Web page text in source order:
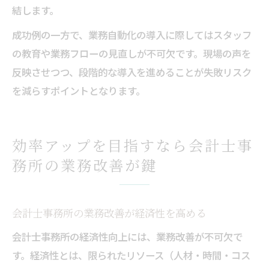
結します。
成功例の一方で、業務自動化の導入に際してはスタッフ
の教育や業務フローの見直しが不可欠です。現場の声を
反映させつつ、段階的な導入を進めることが失敗リスク
を減らすポイントとなります。
効率アップを目指すなら会計士事
務所の業務改善が鍵
会計士事務所の業務改善が経済性を高める
会計士事務所の経済性向上には、業務改善が不可欠で
す。経済性とは、限られたリソース（人材・時間・コス